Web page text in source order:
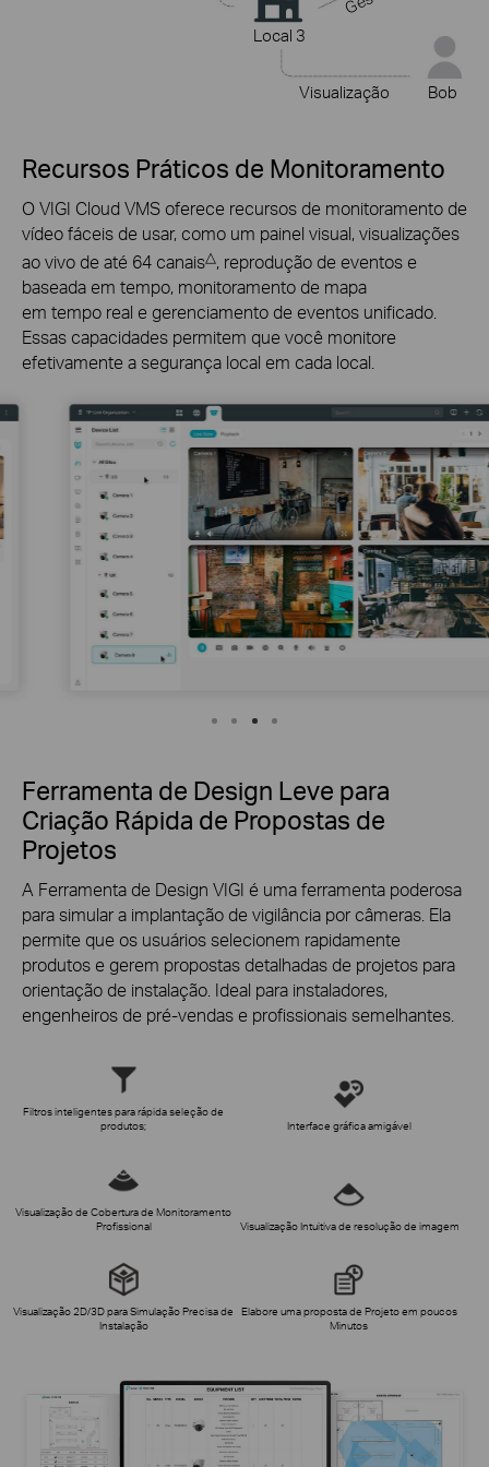
Local 3
Visualização Bob
Recursos Práticos de Monitoramento
O VIGI Cloud VMS oferece recursos de monitoramento de
vídeo fáceis de usar, como um painel visual, visualizações
ao vivo de até 64 canais△, reprodução de eventos e
baseada em tempo, monitoramento de mapa
em tempo real e gerenciamento de eventos unificado.
Essas capacidades permitem que você monitore
efetivamente a segurança local em cada local.
Ferramenta de Design Leve para
Criação Rápida de Propostas de
Projetos
A Ferramenta de Design VIGI é uma ferramenta poderosa
para simular a implantação de vigilância por câmeras. Ela
permite que os usuários selecionem rapidamente
produtos e gerem propostas detalhadas de projetos para
orientação de instalação. Ideal para instaladores,
engenheiros de pré-vendas e profissionais semelhantes.
Filtros inteligentes para rápida seleção de
produtos;
Interface gráfica amigável
Visualização de Cobertura de Monitoramento
Profissional
Visualização Intuitiva de resolução de imagem
Visualização 2D/3D para Simulação Precisa de
Instalação
Elabore uma proposta de Projeto em poucos
Minutos